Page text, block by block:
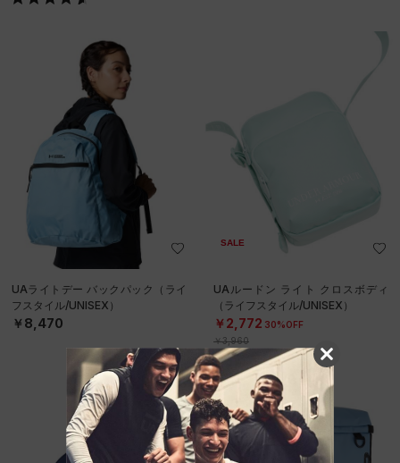
UAライトデー バックパック（ライ
フスタイル/UNISEX）
￥8,470
SALE
UAルードン ライト クロスボディ
（ライフスタイル/UNISEX）
￥2,772 30%OFF
￥3,960